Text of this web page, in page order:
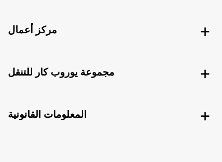
مركز أعمال
مجموعة يوروب كار للتنقل
المعلومات القانونية